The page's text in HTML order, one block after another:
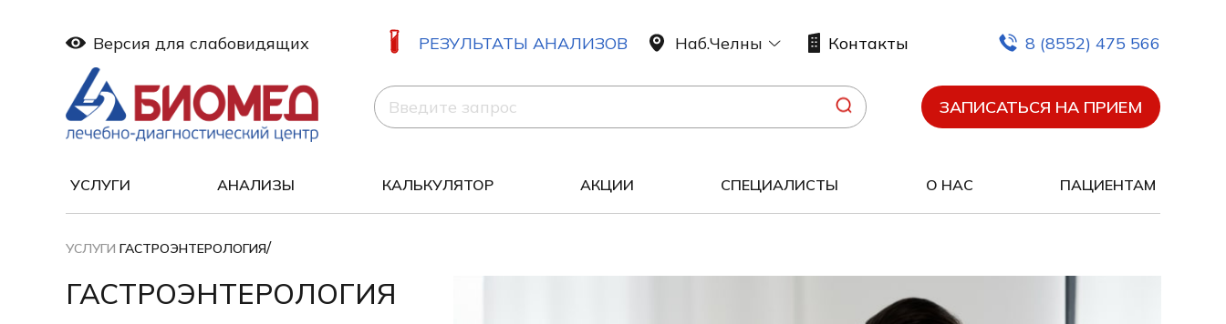
Версия для слабовидящих РЕЗУЛЬТАТЫ АНАЛИЗОВ Наб.Челны Контакты 8 (8552) 475 566
ЗАПИСАТЬСЯ НА ПРИЕМ
УСЛУГИ АНАЛИЗЫ КАЛЬКУЛЯТОР АКЦИИ СПЕЦИАЛИСТЫ О НАС ПАЦИЕНТАМ
УСЛУГИ ГАСТРОЭНТЕРОЛОГИЯ/
ГАСТРОЭНТЕРОЛОГИЯ